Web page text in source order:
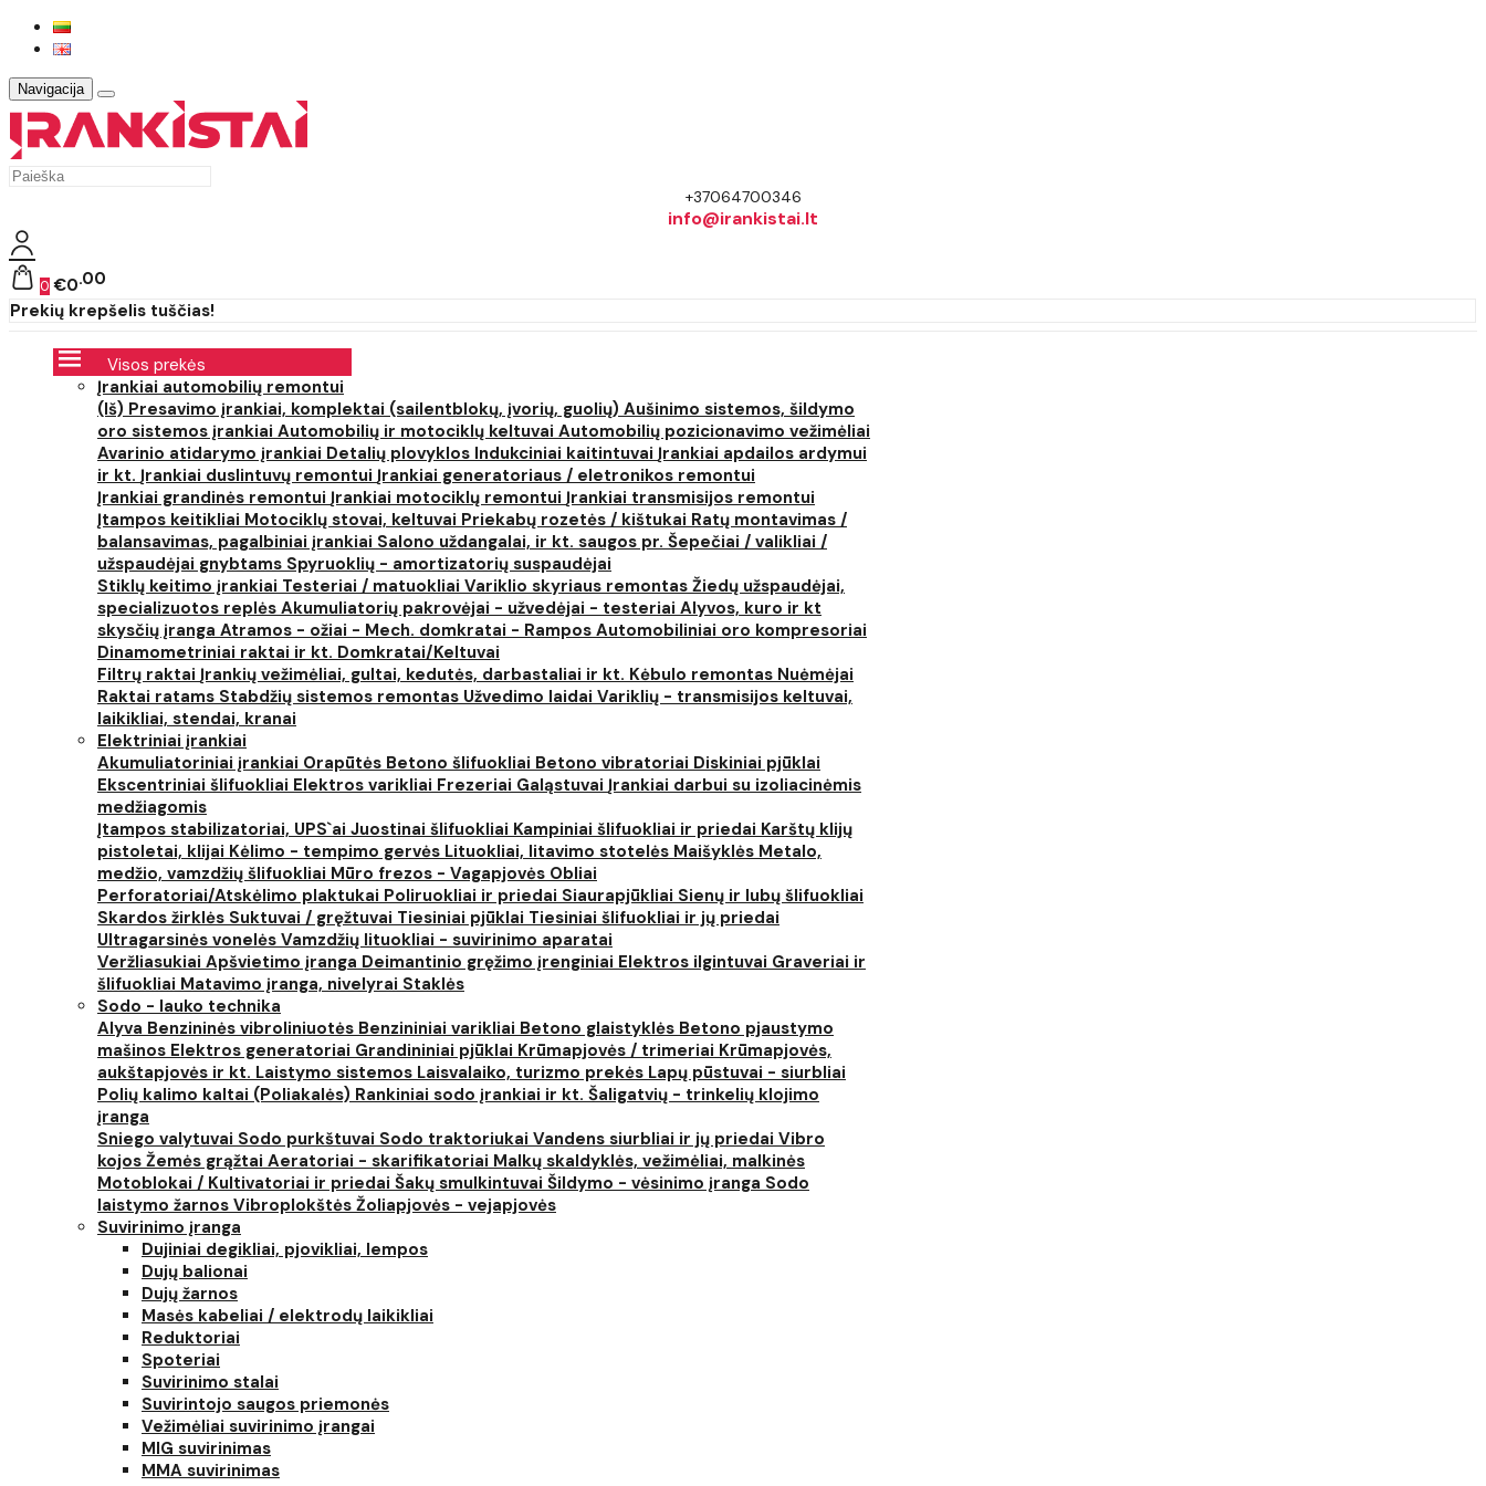
Navigacija
+37064700346
info@irankistai.lt
0 €0 00
Prekių krepšelis tuščias!
Visos prekės
Įrankiai automobilių remontui
(Iš) Presavimo įrankiai, komplektai (sailentblokų, įvorių, guolių) Aušinimo sistemos, šildymo
oro sistemos įrankiai Automobilių ir motociklų keltuvai Automobilių pozicionavimo vežimėliai
Avarinio atidarymo įrankiai Detalių plovyklos Indukciniai kaitintuvai Įrankiai apdailos ardymui
ir kt. Įrankiai duslintuvų remontui Įrankiai generatoriaus / eletronikos remontui
Įrankiai grandinės remontui Įrankiai motociklų remontui Įrankiai transmisijos remontui
Įtampos keitikliai Motociklų stovai, keltuvai Priekabų rozetės / kištukai Ratų montavimas /
balansavimas, pagalbiniai įrankiai Salono uždangalai, ir kt. saugos pr. Šepečiai / valikliai /
užspaudėjai gnybtams Spyruoklių - amortizatorių suspaudėjai
Stiklų keitimo įrankiai Testeriai / matuokliai Variklio skyriaus remontas Žiedų užspaudėjai,
specializuotos replės Akumuliatorių pakrovėjai - užvedėjai - testeriai Alyvos, kuro ir kt
skysčių įranga Atramos - ožiai - Mech. domkratai - Rampos Automobiliniai oro kompresoriai
Dinamometriniai raktai ir kt. Domkratai/Keltuvai
Filtrų raktai Įrankių vežimėliai, gultai, kedutės, darbastaliai ir kt. Kėbulo remontas Nuėmėjai
Raktai ratams Stabdžių sistemos remontas Užvedimo laidai Variklių - transmisijos keltuvai,
laikikliai, stendai, kranai
Elektriniai įrankiai
Akumuliatoriniai įrankiai Orapūtės Betono šlifuokliai Betono vibratoriai Diskiniai pjūklai
Ekscentriniai šlifuokliai Elektros varikliai Frezeriai Galąstuvai Įrankiai darbui su izoliacinėmis
medžiagomis
Įtampos stabilizatoriai, UPS`ai Juostinai šlifuokliai Kampiniai šlifuokliai ir priedai Karštų klijų
pistoletai, klijai Kėlimo - tempimo gervės Lituokliai, litavimo stotelės Maišyklės Metalo,
medžio, vamzdžių šlifuokliai Mūro frezos - Vagapjovės Obliai
Perforatoriai/Atskėlimo plaktukai Poliruokliai ir priedai Siaurapjūkliai Sienų ir lubų šlifuokliai
Skardos žirklės Suktuvai / gręžtuvai Tiesiniai pjūklai Tiesiniai šlifuokliai ir jų priedai
Ultragarsinės vonelės Vamzdžių lituokliai - suvirinimo aparatai
Veržliasukiai Apšvietimo įranga Deimantinio gręžimo įrenginiai Elektros ilgintuvai Graveriai ir
šlifuokliai Matavimo įranga, nivelyrai Staklės
Sodo - lauko technika
Alyva Benzininės vibroliniuotės Benzininiai varikliai Betono glaistyklės Betono pjaustymo
mašinos Elektros generatoriai Grandininiai pjūklai Krūmapjovės / trimeriai Krūmapjovės,
aukštapjovės ir kt. Laistymo sistemos Laisvalaiko, turizmo prekės Lapų pūstuvai - siurbliai
Polių kalimo kaltai (Poliakalės) Rankiniai sodo įrankiai ir kt. Šaligatvių - trinkelių klojimo
įranga
Sniego valytuvai Sodo purkštuvai Sodo traktoriukai Vandens siurbliai ir jų priedai Vibro
kojos Žemės grąžtai Aeratoriai - skarifikatoriai Malkų skaldyklės, vežimėliai, malkinės
Motoblokai / Kultivatoriai ir priedai Šakų smulkintuvai Šildymo - vėsinimo įranga Sodo
laistymo žarnos Vibroplokštės Žoliapjovės - vejapjovės
Suvirinimo įranga
Dujiniai degikliai, pjovikliai, lempos
Dujų balionai
Dujų žarnos
Masės kabeliai / elektrodų laikikliai
Reduktoriai
Spoteriai
Suvirinimo stalai
Suvirintojo saugos priemonės
Vežimėliai suvirinimo įrangai
MIG suvirinimas
MMA suvirinimas